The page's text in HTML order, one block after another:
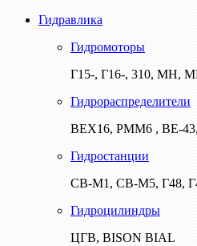
Гидравлика
Гидромоторы
Г15-, Г16-, 310, МН,
Гидрораспределители
ВЕХ16, РММ6 , ВЕ-
Гидростанции
СВ-М1, СВ-М5, Г48,
Гидроцилиндры
ЦГВ, BISON BIAL